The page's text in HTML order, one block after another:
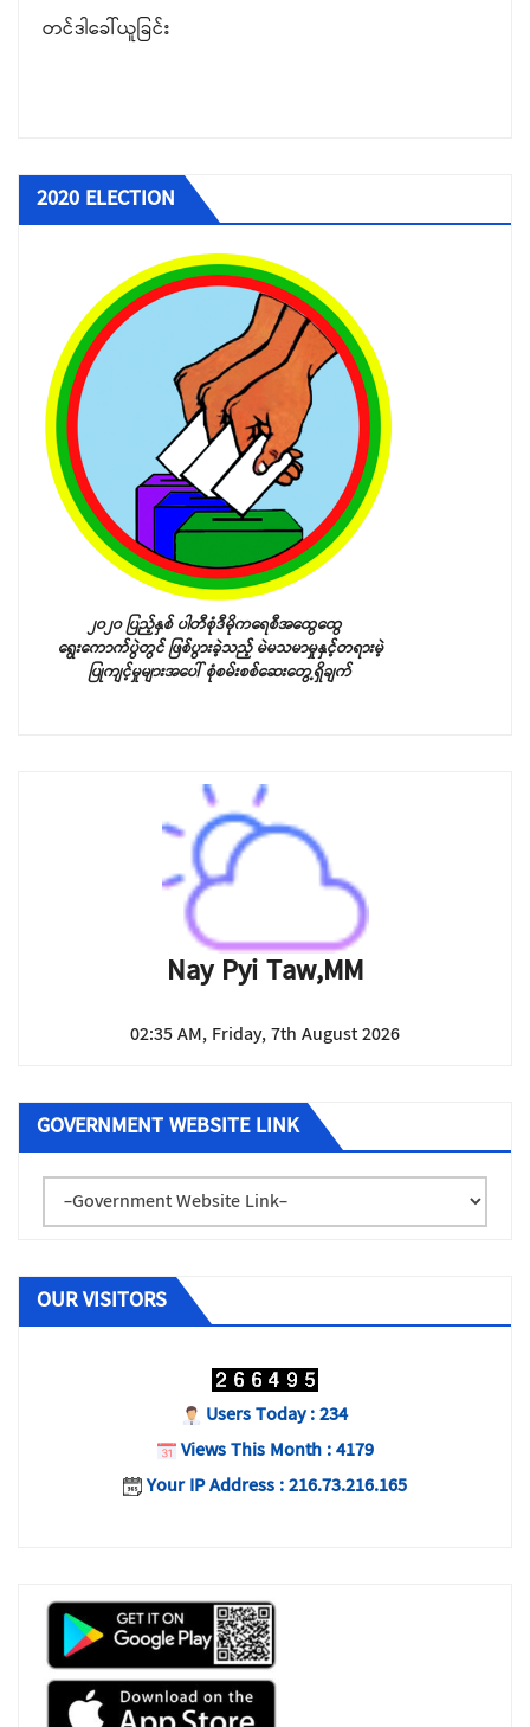
2020 ELECTION
၂၀၂၀ ပြည့်နှစ် ပါတီစုံဒီမိုကရေစီအထွေထွေ
ရွေးကောက်ပွဲတွင် ဖြစ်ပွားခဲ့သည့် မဲမသမာမှုနှင့်တရားမဲ့
ပြုကျင့်မှုများအပေါ် စုံစမ်းစစ်ဆေးတွေ့ရှိချက်
Nay Pyi Taw,MM
02:35 AM, Friday, 7th August 2026
GOVERNMENT WEBSITE LINK
OUR VISITORS
Users Today : 234
Views This Month : 4179
Your IP Address : 216.73.216.165